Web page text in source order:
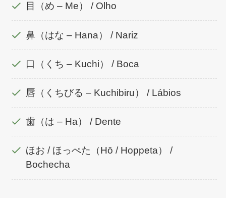
目（め – Me） / Olho
鼻（はな – Hana） / Nariz
口（くち – Kuchi） / Boca
唇（くちびる – Kuchibiru） / Lábios
歯（は – Ha） / Dente
ほお / ほっぺた（Hō / Hoppeta） /
Bochecha